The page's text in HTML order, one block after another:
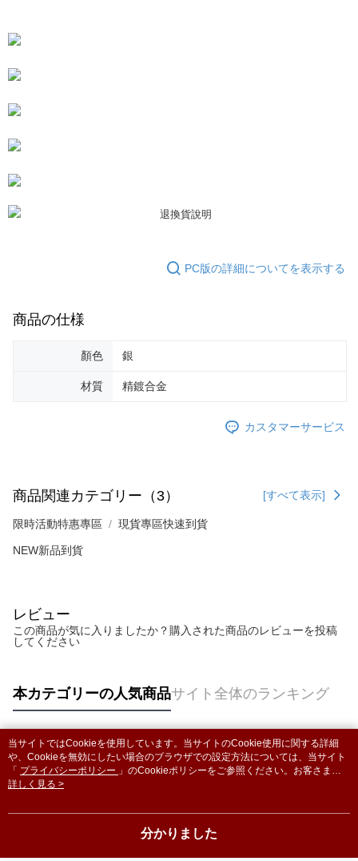
2.決済金額は最低NT$20です。
三、利用規約「AFTEE代金後払い」（以下当サービスという）はネットプ
ます。当サービスご利用の際に提供しなければならない個人情報（注文者
す。AFTEEの個人情報の収集、処理、利用について、詳細はAFTEE公式ホ
ださい（
AFTEEの初回ご利用の際に、審査を通過すれば、最高額がNT$10,000にな
にご連絡ください。上記に示した個人情報を、必要な購入注文書とあわせ
てAFTEEにご提供いただく、またはAFTEEにあなたの個人情報の収集、処
択しないでください。
PC版の詳細についてを表示する
商品の仕様
顏色 銀
材質 精鍍合金
カスタマーサービス
商品関連カテゴリー（3） [すべて表示]
限時活動特惠專區 現貨專區快速到貨
NEW新品到貨
レビュー
この商品が気に入りましたか？購入された商品のレビューを投稿
してください
本カテゴリーの人気商品サイト全体のランキング
人気タグ
当サイトではCookieを使用しています。当サイトのCookie使用に関する詳細
や、Cookieを無効にしたい場合のブラウザでの設定方法については、当サイト
「 プライバシーポリシー 」のCookieポリシーをご参照ください。お客さま
が、当サイトを引き続き使用される場合、当社がサイト利用規約のCookieポリ
詳しく見る >
分かりました